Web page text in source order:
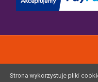
© Fundacja Wiewiórki
Strona wykorzystuje pliki